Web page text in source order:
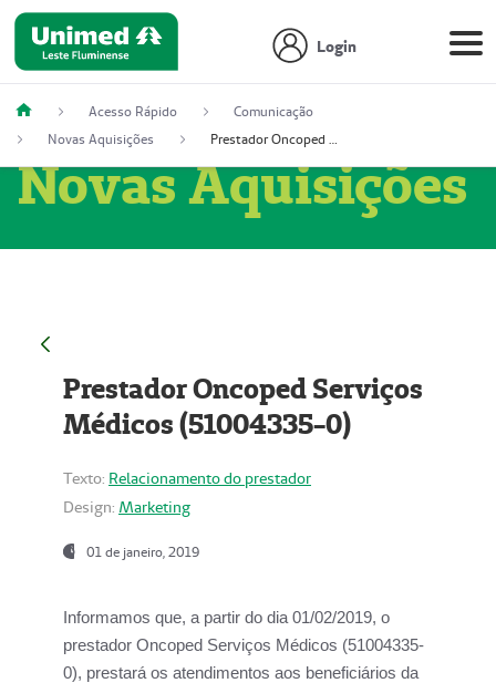
Login
Acesso Rápido
Comunicação
Novas Aquisições
Prestador Oncoped Serviços Médicos (51004335-0)
Novas Aquisições
Prestador Oncoped Serviços
Médicos (51004335-0)
Texto: Relacionamento do prestador
Design: Marketing
01 de janeiro, 2019
Informamos que, a partir do dia 01/02/2019, o
prestador Oncoped Serviços Médicos (51004335-
0), prestará os atendimentos aos beneficiários da